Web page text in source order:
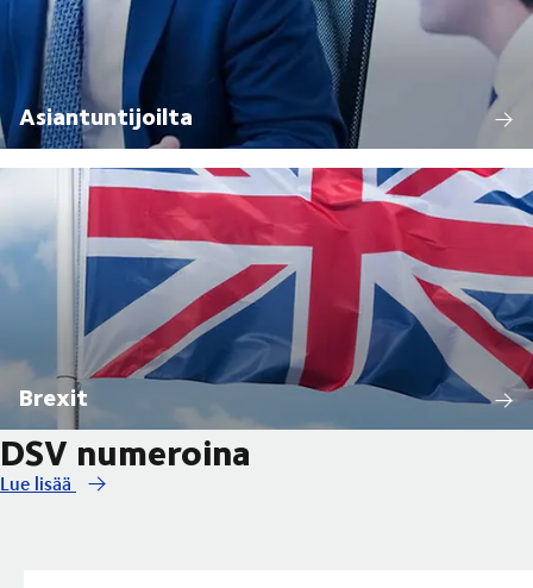
Asiantuntijoilta
Brexit
DSV numeroina
Lue lisää